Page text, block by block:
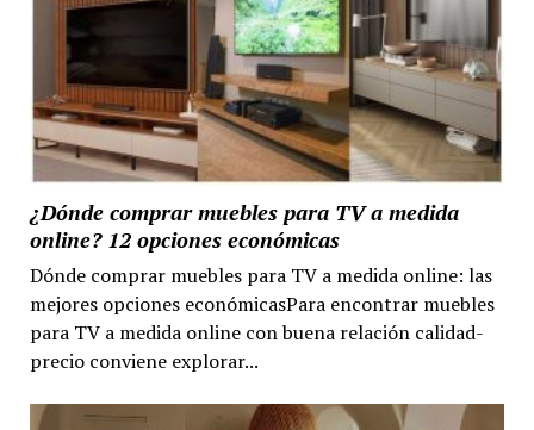
¿Dónde comprar muebles para TV a medida
online? 12 opciones económicas
Dónde comprar muebles para TV a medida online: las
mejores opciones económicasPara encontrar muebles
para TV a medida online con buena relación calidad-
precio conviene explorar...